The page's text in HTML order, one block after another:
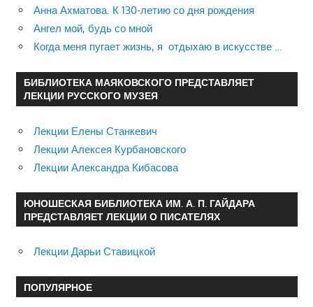
Анна Ахматова. К 130-летию со дня рождения
Ангел мой, будь со мной
Когда меня пугает жизнь, я отдыхаю в искусстве …
БИБЛИОТЕКА МАЯКОВСКОГО ПРЕДСТАВЛЯЕТ
ЛЕКЦИИ РУССКОГО МУЗЕЯ
Лекции Елены Станкевич
Лекции Алексея Курбановского
Лекции Александра Кибасова
ЮНОШЕСКАЯ БИБЛИОТЕКА ИМ. А. П. ГАЙДАРА
ПРЕДСТАВЛЯЕТ ЛЕКЦИИ О ПИСАТЕЛЯХ
Лекции Дарьи Ставицкой
ПОПУЛЯРНОЕ